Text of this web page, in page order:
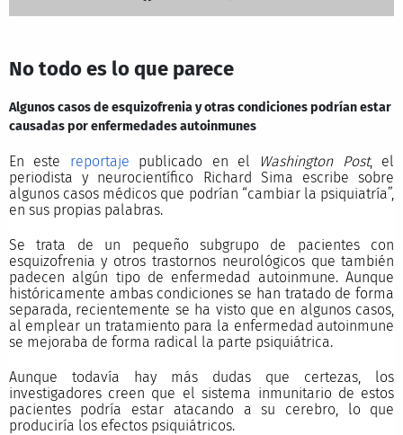
No todo es lo que parece
Algunos casos de esquizofrenia y otras condiciones podrían estar
causadas por enfermedades autoinmunes
En este reportaje publicado en el Washington Post, el
periodista y neurocientífico Richard Sima escribe sobre
algunos casos médicos que podrían “cambiar la psiquiatría”,
en sus propias palabras.
Se trata de un pequeño subgrupo de pacientes con
esquizofrenia y otros trastornos neurológicos que también
padecen algún tipo de enfermedad autoinmune. Aunque
históricamente ambas condiciones se han tratado de forma
separada, recientemente se ha visto que en algunos casos,
al emplear un tratamiento para la enfermedad autoinmune
se mejoraba de forma radical la parte psiquiátrica.
Aunque todavía hay más dudas que certezas, los
investigadores creen que el sistema inmunitario de estos
pacientes podría estar atacando a su cerebro, lo que
produciría los efectos psiquiátricos.